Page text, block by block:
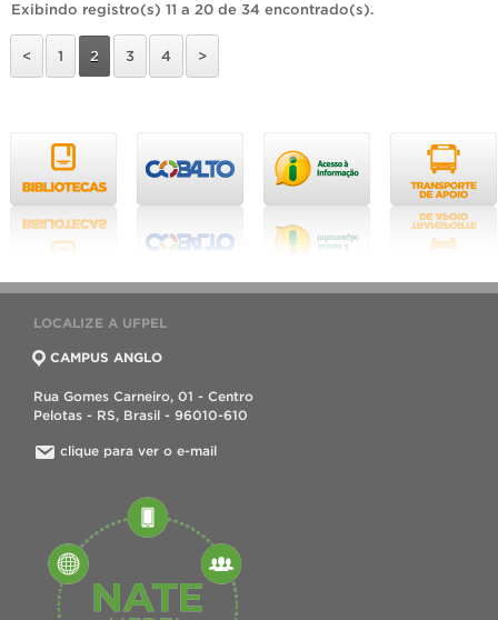
Exibindo registro(s) 11 a 20 de 34 encontrado(s).
< 1 2 3 4 >
LOCALIZE A UFPEL
CAMPUS ANGLO
Rua Gomes Carneiro, 01 - Centro
Pelotas - RS, Brasil - 96010-610
clique para ver o e-mail